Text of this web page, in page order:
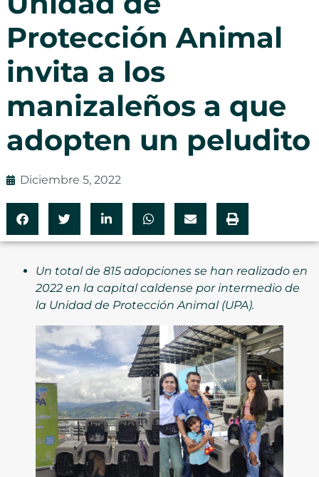
Protección Animal
invita a los
manizaleños a que
adopten un peludito
Diciembre 5, 2022
Un total de 815 adopciones se han realizado en
2022 en la capital caldense por intermedio de
la Unidad de Protección Animal (UPA).